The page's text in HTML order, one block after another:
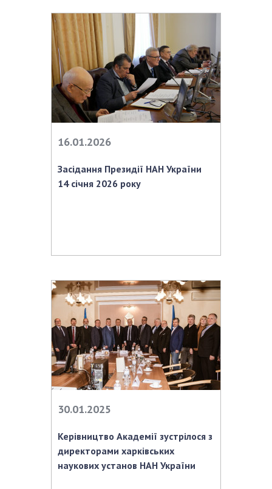
16.01.2026
Засідання Президії НАН України
14 січня 2026 року
30.01.2025
Керівництво Академії зустрілося з
директорами харківських
наукових установ НАН України